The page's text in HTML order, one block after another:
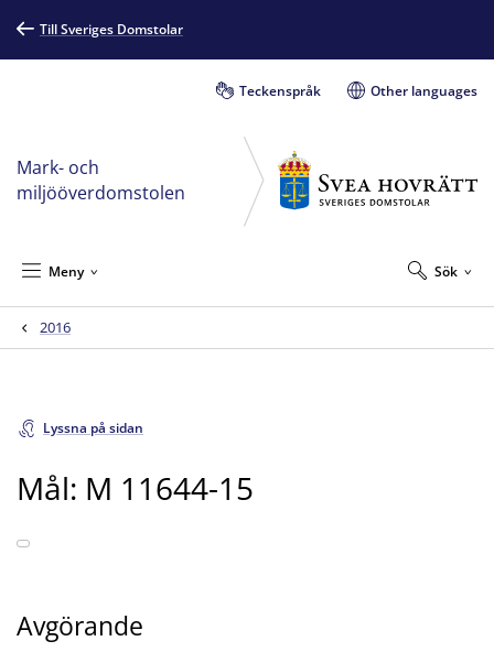
Till Sveriges Domstolar
Teckenspråk Other languages
Mark- och
miljööverdomstolen
Sök
Meny
2016
Lyssna på sidan
Mål: M 11644-15
Avgörande